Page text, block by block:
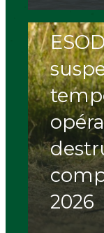
2026